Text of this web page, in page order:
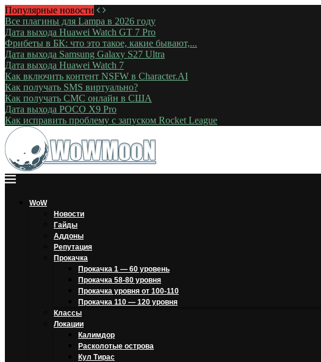
Популярные новости
Все плагины для Lampa в 2026 году
Дата выхода Huawei Watch GT 7 Pro
Фрибеты в БК: что это такое, какие бывают,...
Дата выхода Samsung Galaxy S27 Ultra
Дата выхода Huawei Watch 7
Как включить контент NSFW в Character.AI
Как получать SMS виртуально?
Как получать СМС онлайн в США
Дата выхода POCO X9 Pro
Как исправить проблему с запуском Rocket League
WoW
Новости
Гайды
Аддоны
Репутация
Прокачка
Прокачка 1 — 60 уровень
Прокачка 58-80 уровня
Прокачка уровня от 100-110
Прокачка 110 — 120 уровня
Классы
Локации
Калимдор
Расколотые острова
Кул Тирас